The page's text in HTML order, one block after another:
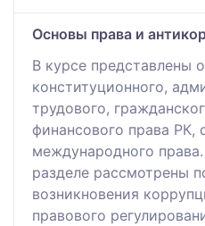
Основы права и
В курсе представлены
конституционного,
трудового,
финансового права РК,
международного
разделе рассмотрены
возникновения
правового